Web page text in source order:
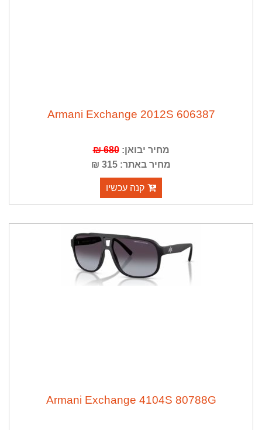
את הבן היסוד לקולקציה מגוון ונע בין משקפיים עם מסגרת
Armani Exchange 2012S 606387
מחיר יבואן:680 ₪
מחיר באתר: 315 ₪
קנה עכשיו
Armani Exchange 4104S 80788G